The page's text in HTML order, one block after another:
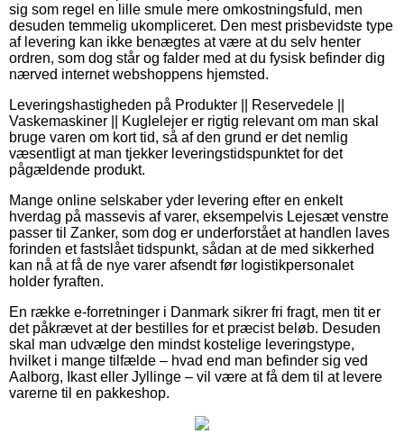
sig som regel en lille smule mere omkostningsfuld, men
desuden temmelig ukompliceret. Den mest prisbevidste type
af levering kan ikke benægtes at være at du selv henter
ordren, som dog står og falder med at du fysisk befinder dig
nærved internet webshoppens hjemsted.
Leveringshastigheden på Produkter || Reservedele ||
Vaskemaskiner || Kuglelejer er rigtig relevant om man skal
bruge varen om kort tid, så af den grund er det nemlig
væsentligt at man tjekker leveringstidspunktet for det
pågældende produkt.
Mange online selskaber yder levering efter en enkelt
hverdag på massevis af varer, eksempelvis Lejesæt venstre
passer til Zanker, som dog er underforstået at handlen laves
forinden et fastslået tidspunkt, sådan at de med sikkerhed
kan nå at få de nye varer afsendt før logistikpersonalet
holder fyraften.
En række e-forretninger i Danmark sikrer fri fragt, men tit er
det påkrævet at der bestilles for et præcist beløb. Desuden
skal man udvælge den mindst kostelige leveringstype,
hvilket i mange tilfælde – hvad end man befinder sig ved
Aalborg, Ikast eller Jyllinge – vil være at få dem til at levere
varerne til en pakkeshop.